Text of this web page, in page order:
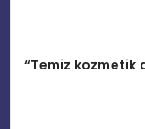
“Temiz kozmetik